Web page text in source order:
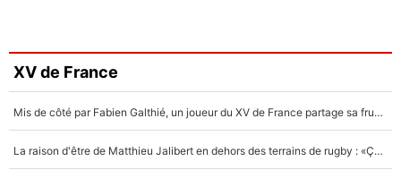
XV de France
Mis de côté par Fabien Galthié, un joueur du XV de France partage sa frustration : «ils ne me l’ont pas dit tout de suite»
La raison d'être de Matthieu Jalibert en dehors des terrains de rugby : «Ça m'atteint autant que si tu touches à un membre de ma famille»